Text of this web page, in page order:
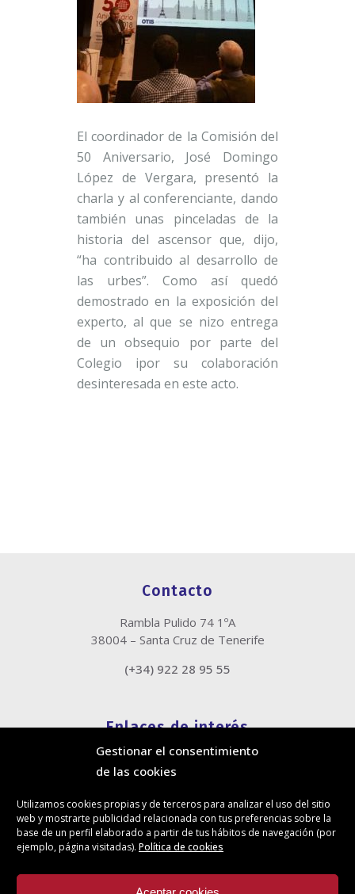
Gestionar el consentimiento
de las cookies
Utilizamos cookies propias y de terceros para analizar el uso del sitio
web y mostrarte publicidad relacionada con tus preferencias sobre la
base de un perfil elaborado a partir de tus hábitos de navegación (por
ejemplo, página visitadas). Política de cookies
El coordinador de la Comisión del
50 Aniversario, José Domingo
López de Vergara, presentó la
charla y al conferenciante, dando
también unas pinceladas de la
historia del ascensor que, dijo,
“ha contribuido al desarrollo de
las urbes”. Como así quedó
demostrado en la exposición del
experto, al que se nizo entrega
de un obsequio por parte del
Colegio ipor su colaboración
desinteresada en este acto.
Contacto
Rambla Pulido 74 1ºA
38004 – Santa Cruz de Tenerife
(+34) 922 28 95 55
Enlaces de interés
Política de cookies
Política de privacidad
Canal de denuncias
Protección de privacidad en redes sociales
Síguenos